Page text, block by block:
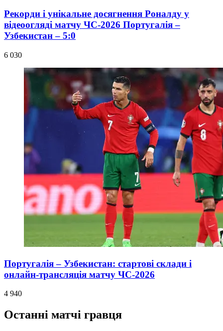
Рекорди і унікальне досягнення Роналду у
відеоогляді матчу ЧС-2026 Португалія –
Узбекистан – 5:0
6 030
Португалія – Узбекистан: стартові склади і
онлайн-трансляція матчу ЧС-2026
4 940
Останні матчі гравця